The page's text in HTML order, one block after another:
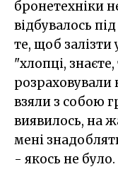
бронетехніки
відбувалось
те, щоб залізти
"хлопці,
розраховували
взяли з собою
виявилось, на
мені
- якось не було.